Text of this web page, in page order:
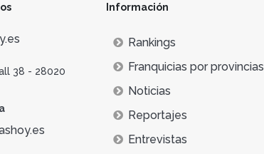
38 - 28020
Información
Rankings
Franquicias por provincias
Noticias
Reportajes
Entrevistas